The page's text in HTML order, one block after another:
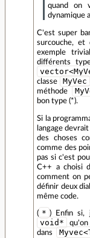
quand on
dynamique
C'est super
surcouche, et
exemple
différents
classe
MyVec
méthode
bon type (*).
Si la
langage
des choses
comme des
pas si c'est
C++ a choisi
comment on
définir deux
même code.
( * ) Enfin si,
void*
qu'on
dans